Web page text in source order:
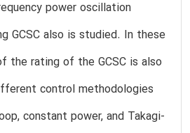
power oscillation
GCSC also is studied. In these
rating of the GCSC is also
control methodologies
constant power, and Takagi-